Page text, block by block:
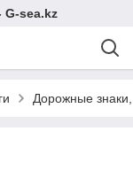
G-sea.kz
Дорожные